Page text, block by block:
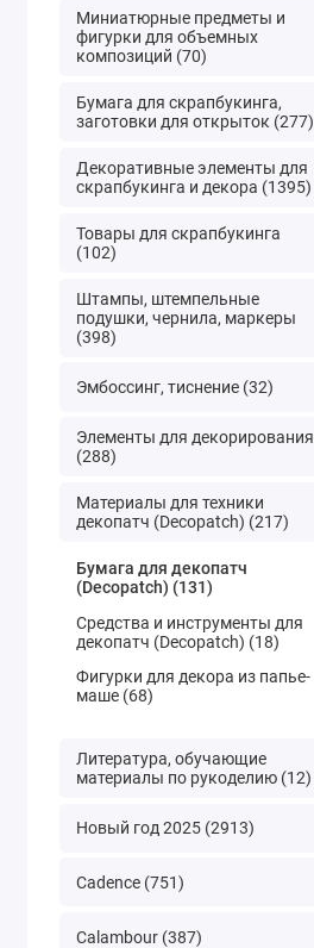
Миниатюрные предметы и
фигурки для объемных
композиций (70)
Бумага для скрапбукинга,
заготовки для открыток (277)
Декоративные элементы для
скрапбукинга и декора (1395)
Товары для скрапбукинга
(102)
Штампы, штемпельные
подушки, чернила, маркеры
(398)
Эмбоссинг, тиснение (32)
Элементы для декорирования
(288)
Материалы для техники
декопатч (Decopatch) (217)
Бумага для декопатч
(Decopatch) (131)
Средства и инструменты для
декопатч (Decopatch) (18)
Фигурки для декора из папье-
маше (68)
Литература, обучающие
материалы по рукоделию (12)
Новый год 2025 (2913)
Cadence (751)
Calambour (387)